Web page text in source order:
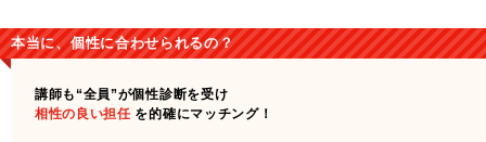
本当に、個性に合わせられるの？
講師も“全員”が個性診断を受け
相性の良い担任 を的確にマッチング！